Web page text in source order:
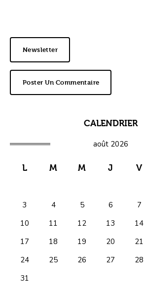
Newsletter
Poster Un Commentaire
CALENDRIER
août 2026
L M M J V
3
4 5 6 7
10
11 12 13 14
17
18 19 20 21
24
25 26 27 28
31